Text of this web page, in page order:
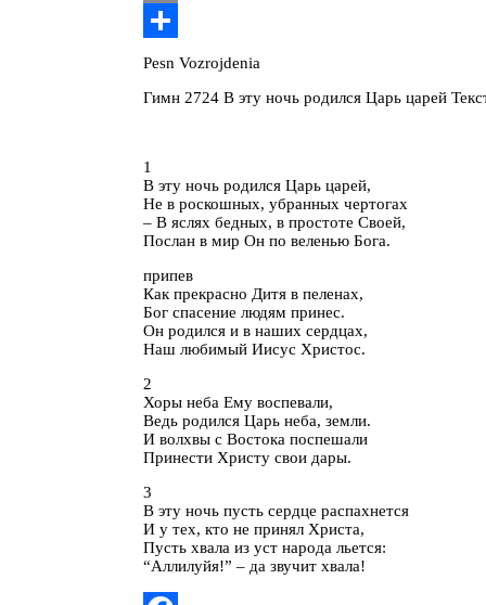
Link
Print
Отправить
Pesn Vozrojdenia
Гимн 2724 В эту ночь родился Царь царей
1
В эту ночь родился Царь царей,
Не в роскошных, убранных чертогах
– В яслях бедных, в простоте Своей,
Послан в мир Он по веленью Бога.
припев
Как прекрасно Дитя в пеленах,
Бог спасение людям принес.
Он родился и в наших сердцах,
Наш любимый Иисус Христос.
2
Хоры неба Ему воспевали,
Ведь родился Царь неба, земли.
И волхвы с Востока поспешали
Принести Христу свои дары.
3
В эту ночь пусть сердце распахнется
И у тех, кто не принял Христа,
Пусть хвала из уст народа льется:
“Аллилуйя!” – да звучит хвала!